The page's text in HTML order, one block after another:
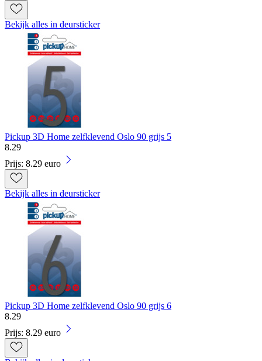
Bekijk alles in deursticker
Pickup 3D Home zelfklevend Oslo 90 grijs 5
8.29
Prijs: 8.29 euro
Bekijk alles in deursticker
Pickup 3D Home zelfklevend Oslo 90 grijs 6
8.29
Prijs: 8.29 euro